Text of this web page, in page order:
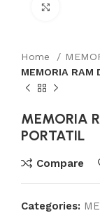
Home
MEMORIA RAM
MEMORIA
PORTATIL
Compare
Categories: